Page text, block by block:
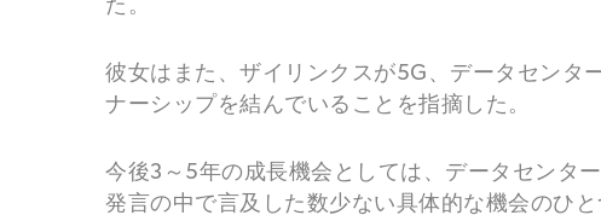
た。
彼女はまた、ザイリンクスが5G、データセンタ
ナーシップを結んでいることを指摘した。
今後3～5年の成長機会としては、データセンタ
発言の中で言及した数少ない具体的な機会のひ